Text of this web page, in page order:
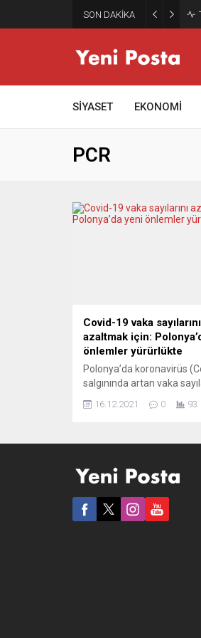
SON DAKİKA
SİYASET EKONOMİ
PCR
Covid-19 vaka sayılarını
azaltmak için:
önlemler yürürlükte
Polonya’da koronavirüs
salgınında artan vaka
önüne geçmek için yeni yıl
önce yeni önlemler
olacak yeni salgın
duyurdu. Bu çervevede
bölgesi ve AB dışından
gelecek yolcuların, 24...
16.12.2021 0 93